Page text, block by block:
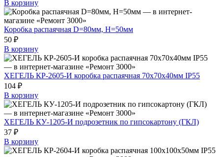
В корзину
Коробка распаячная D=80мм, H=50мм
50 ₽
В корзину
ХЕГЕЛЬ КР-2605-И коробка распаячная 70х70х40мм IP55
104 ₽
В корзину
ХЕГЕЛЬ КУ-1205-И подрозетник по гипсокартону (ГКЛ)
37 ₽
В корзину